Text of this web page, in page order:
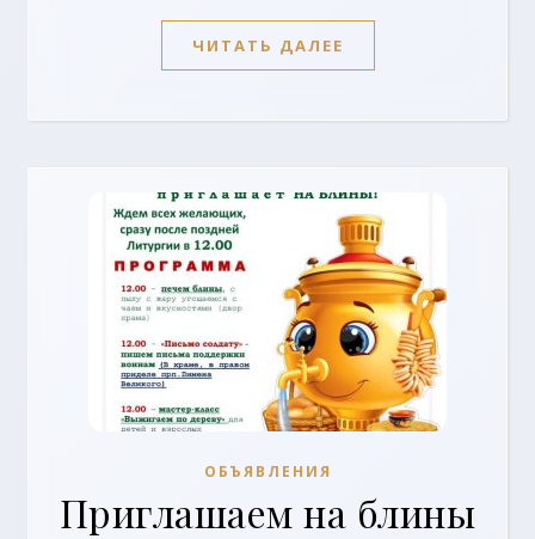
ЧИТАТЬ ДАЛЕЕ
ОБЪЯВЛЕНИЯ
Приглашаем на блины